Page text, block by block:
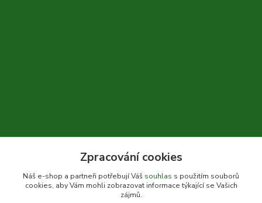
+420 604 310 066
Zpracování cookies
Náš e-shop a partneři potřebují Váš souhlas s použitím souborů
cookies, aby Vám mohli zobrazovat informace týkající se Vašich
zájmů.